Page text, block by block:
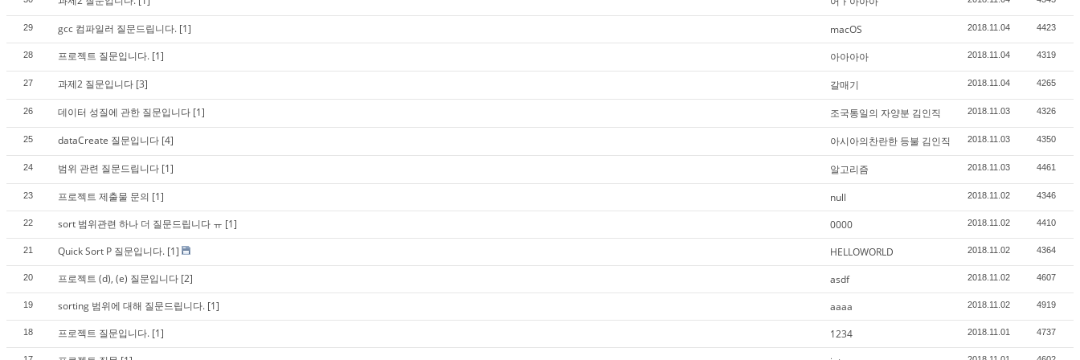
29 gcc 컴파일러 질문드립니다. [1] macOS 2018.11.04 4423
28 프로젝트 질문입니다. [1] 아아아아 2018.11.04 4319
27 과제2 질문입니다 [3] 갈매기 2018.11.04 4265
26 데이터 성질에 관한 질문입니다 [1] 조국통일의 자양분 김인직 2018.11.03 4326
25 dataCreate 질문입니다 [4] 아시아의찬란한 등불 김인직 2018.11.03 4350
24 범위 관련 질문드립니다 [1] 알고리즘 2018.11.03 4461
23 프로젝트 제출물 문의 [1] null 2018.11.02 4346
22 sort 범위관련 하나 더 질문드립니다 ㅠ [1] 0000 2018.11.02 4410
21 Quick Sort P 질문입니다. [1] HELLOWORLD 2018.11.02 4364
20 프로젝트 (d), (e) 질문입니다 [2] asdf 2018.11.02 4607
19 sorting 범위에 대해 질문드립니다. [1] aaaa 2018.11.02 4919
18 프로젝트 질문입니다. [1] 1234 2018.11.01 4737